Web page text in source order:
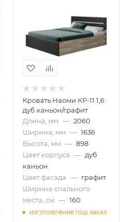
Кровать Наоми КР-11 1,6
дуб каньон/графит
Длина, мм — 2060
Ширина, мм — 1636
Высота, мм — 898
Цвет корпуса — дуб
каньон
Цвет фасада — графит
Ширина спального
места, см — 160
изготовление под заказ